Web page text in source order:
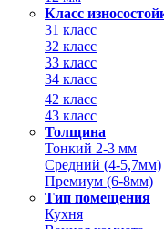
Класс
31 класс
32 класс
33 класс
34 класс
42 класс
43 класс
Толщина
Тонкий 2-3 мм
Средний (4-5,7мм)
Премиум (6-8мм)
Тип помещения
Кухня